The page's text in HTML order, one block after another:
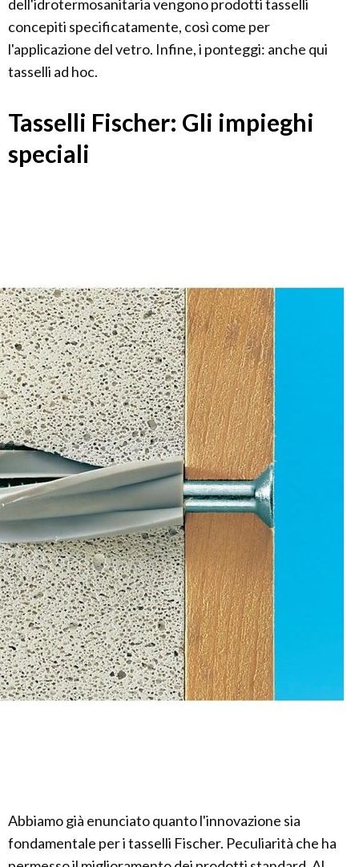
dell'idrotermosanitaria vengono prodotti tasselli
concepiti specificatamente, così come per
l'applicazione del vetro. Infine, i ponteggi: anche qui
tasselli ad hoc.
Tasselli Fischer: Gli impieghi
speciali
Abbiamo già enunciato quanto l'innovazione sia
fondamentale per i tasselli Fischer. Peculiarità che ha